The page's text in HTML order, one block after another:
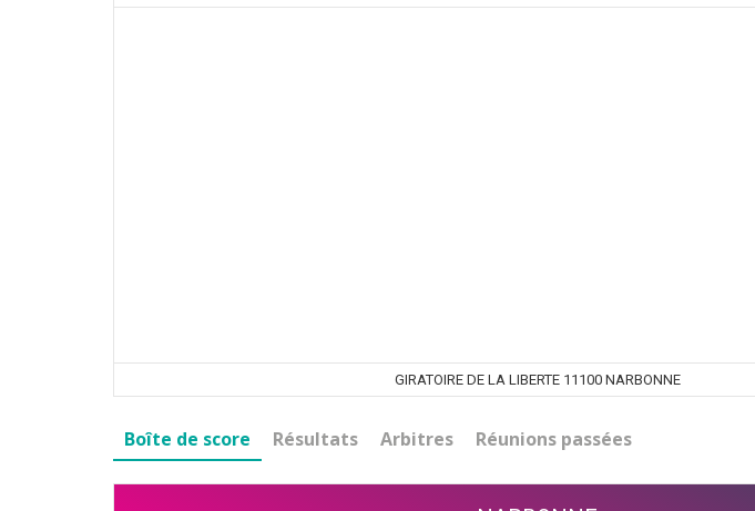
GIRATOIRE DE LA LIBERTE 11100 NARBONNE
Boîte de score Résultats Arbitres Réunions passées